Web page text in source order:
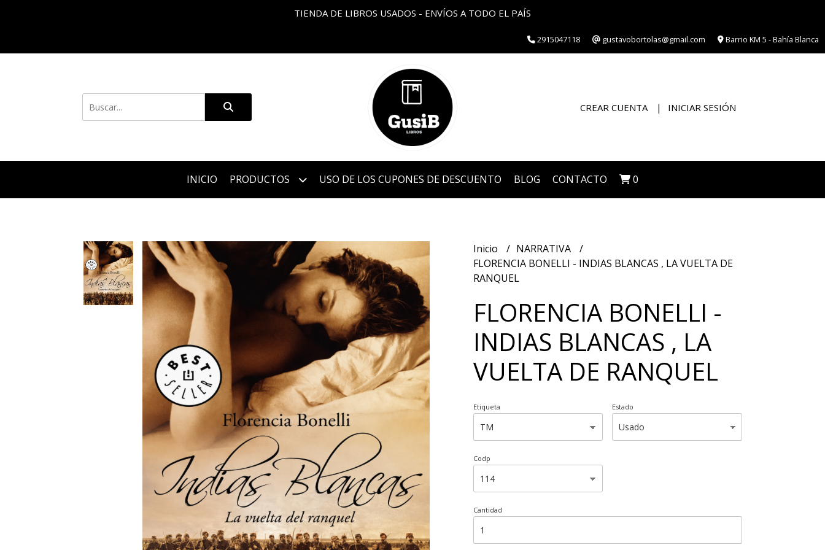
TIENDA DE LIBROS USADOS - ENVÍOS A TODO EL PAÍS
2915047118 gustavobortolas@gmail.com Barrio KM 5 - Bahía Blanca
CREAR CUENTA INICIAR SESIÓN
INICIO PRODUCTOS USO DE LOS CUPONES DE DESCUENTO BLOG CONTACTO 0
Inicio
NARRATIVA
FLORENCIA BONELLI - INDIAS BLANCAS , LA VUELTA DE
RANQUEL
FLORENCIA BONELLI -
INDIAS BLANCAS , LA
VUELTA DE RANQUEL
Etiqueta Estado
Codp
Cantidad